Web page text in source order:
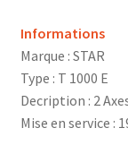
Informations
Marque : STAR
Type : T 1000 E
Decription : 2
Mise en service :